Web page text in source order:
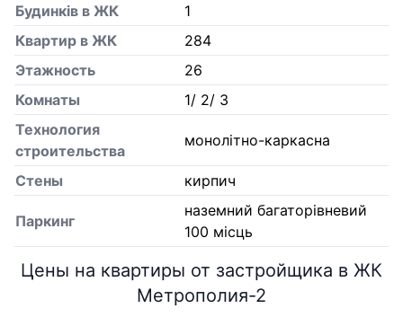
Будинків в ЖК
1
Квартир в ЖК
284
Этажность
26
Комнаты
1/ 2/ 3
Технология
строительства
монолітно-каркасна
Стены кирпич
Паркинг
наземний багаторівневий
100 місць
Цены на квартиры от застройщика в ЖК
Метрополия-2